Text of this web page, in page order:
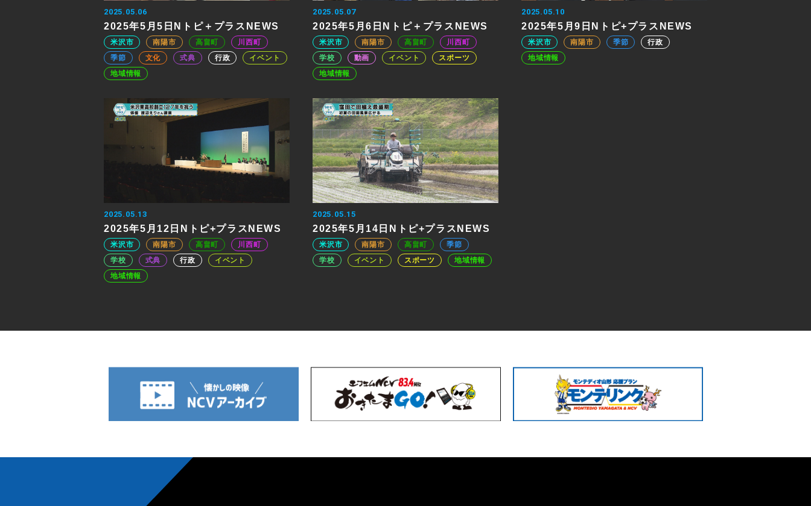
2025.05.06
2025年5月5日Nトピ＋プラスNEWS
米沢市 南陽市 高畠町
川西町
季節
文化 式典 行政
イベント
地域情報
2025.05.07
2025年5月6日Nトピ＋プラスNEWS
米沢市 南陽市 高畠町
川西町
学校
動画 イベント
スポーツ
地域情報
2025.05.10
2025年5月9日Nトピ+プラスNEWS
米沢市 南陽市 季節
行政
地域情報
2025.05.13
2025年5月12日Nトピ+プラスNEWS
米沢市 南陽市 高畠町
川西町
学校
式典 行政
イベント
地域情報
2025.05.15
2025年5月14日Nトピ+プラスNEWS
米沢市 南陽市 高畠町
季節
学校
イベント スポーツ 地域情報